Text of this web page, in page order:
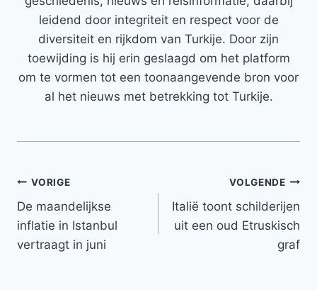
leidend door integriteit en respect voor de
diversiteit en rijkdom van Turkije. Door zijn
toewijding is hij erin geslaagd om het platform
om te vormen tot een toonaangevende bron voor
al het nieuws met betrekking tot Turkije.
Bericht
navigatie
VORIGE
De maandelijkse
inflatie in Istanbul
vertraagt ​​in juni
VOLGENDE
Italië toont schilderijen
uit een oud Etruskisch
graf